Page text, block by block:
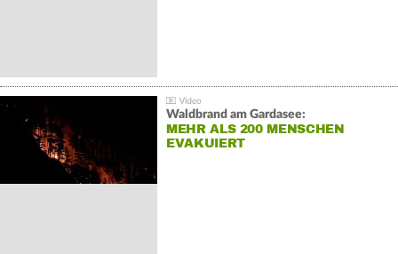
Waldbrand am Gardasee:
MEHR ALS 200 MENSCHEN
EVAKUIERT